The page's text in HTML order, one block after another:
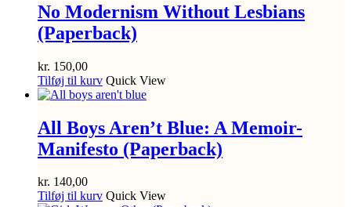
No Modernism Without Lesbians
(Paperback)
kr. 150,00
Tilføj til kurv Quick View
All Boys Aren’t Blue: A Memoir-
Manifesto (Paperback)
kr. 140,00
Tilføj til kurv Quick View